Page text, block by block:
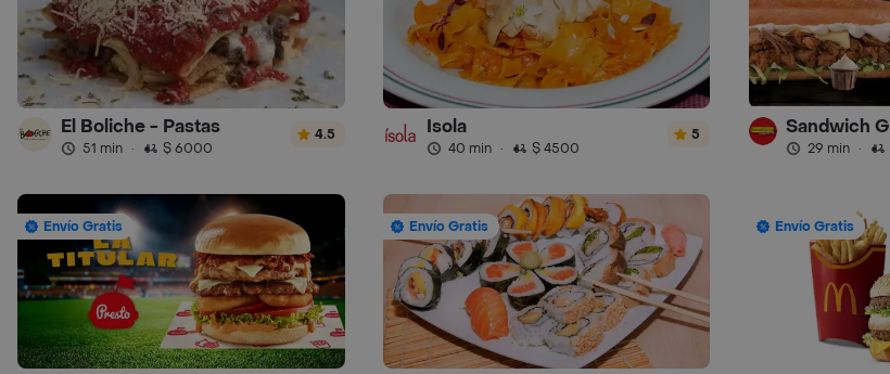
El Boliche - Pastas
51 min · $ 6000
4.5 Isola
40 min · $ 4500
5
29 min ·
Envío Gratis Envío Gratis Envío Gratis